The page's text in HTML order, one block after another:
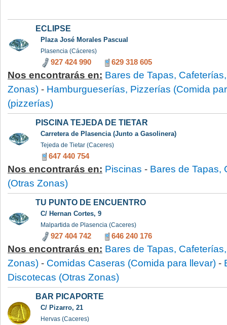
ECLIPSE
Plaza José Morales Pascual
Plasencia (Cáceres)
927 424 990 629 318 605
Nos encontrarás en: Bares de Tapas,
Zonas) - Hamburgueserías, Pizzerías (Comida
(pizzerías)
PISCINA TEJEDA DE TIETAR
Carretera de Plasencia (Junto a Gasolinera)
Tejeda de Tietar (Caceres)
647 440 754
Nos encontrarás en: Piscinas - Bares de Tapas,
(Otras Zonas)
TU PUNTO DE ENCUENTRO
C/ Hernan Cortes, 9
Malpartida de Plasencia (Caceres)
927 404 742 646 240 176
Nos encontrarás en: Bares de Tapas,
Zonas) - Comidas Caseras (Comida para llevar) -
Discotecas (Otras Zonas)
BAR PICAPORTE
C/ Pizarro, 21
Hervas (Caceres)